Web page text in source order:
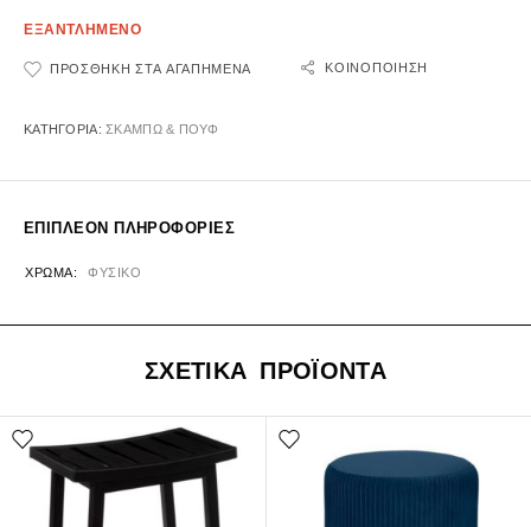
ΕΞΑΝΤΛΗΜΕΝΟ
ΠΡΟΣΘΉΚΗ ΣΤΑ ΑΓΑΠΗΜΈΝΑ ΚΟΙΝΟΠΟΊΗΣΗ
ΚΑΤΗΓΟΡΊΑ:ΣΚΑΜΠΩ & ΠΟΥΦ
ΕΠΙΠΛΈΟΝ ΠΛΗΡΟΦΟΡΊΕΣ
ΧΡΏΜΑ ΦΥΣΙΚΟ
ΣΧΕΤΙΚΑ ΠΡΟΪΟΝΤΑ